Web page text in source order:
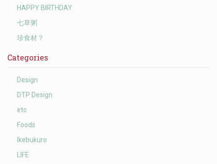
HAPPY BIRTHDAY
七草粥
珍食材？
Categories
Design
DTP Design
etc
Foods
Ikebukuro
LIFE